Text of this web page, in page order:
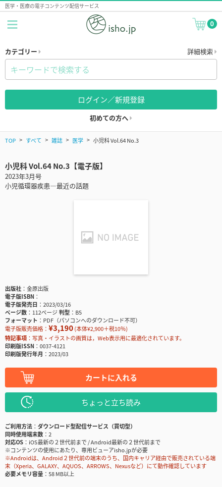
医学・医療の電子コンテンツ配信サービス
0
カテゴリー 詳細検索
ログイン／新規登録
初めての方へ
TOP すべて 雑誌 医学 小児科 Vol.64 No.3
小児科 Vol.64 No.3【電子版】
2023年3月号
小児循環器疾患―最近の話題
出版社
金原出版
電子版ISBN
電子版発売日
2023/03/16
ページ数
112ページ判型
B5
フォーマット
PDF（パソコンへのダウンロード不可）
電子版販売価格： ¥3,190(本体¥2,900＋税10％)
特記事項
写真・イラストの画質は，Web表示用に最適化されています。
印刷版ISSN
0037-4121
印刷版発行年月
2023/03
カートに入れる
ちょっと立ち読み
ご利用方法
ダウンロード型配信サービス（買切型）
同時使用端末数
2
対応OS
iOS最新の２世代前まで / Android最新の２世代前まで
※コンテンツの使用にあたり、専用ビューアisho.jpが必要
※Androidは、Android２世代前の端末のうち、国内キャリア経由で販売されている端
末（Xperia、GALAXY、AQUOS、ARROWS、Nexusなど）にて動作確認しています
必要メモリ容量
58 MB以上